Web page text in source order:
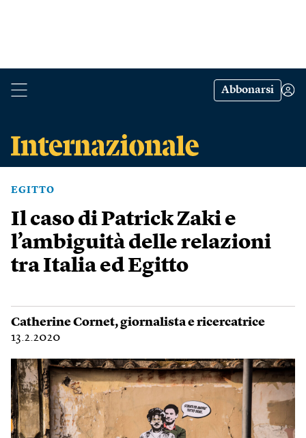
Abbonarsi
EGITTO
Il caso di Patrick Zaki e
l’ambiguità delle relazioni
tra Italia ed Egitto
Catherine Cornet, giornalista e ricercatrice
13.2.2020